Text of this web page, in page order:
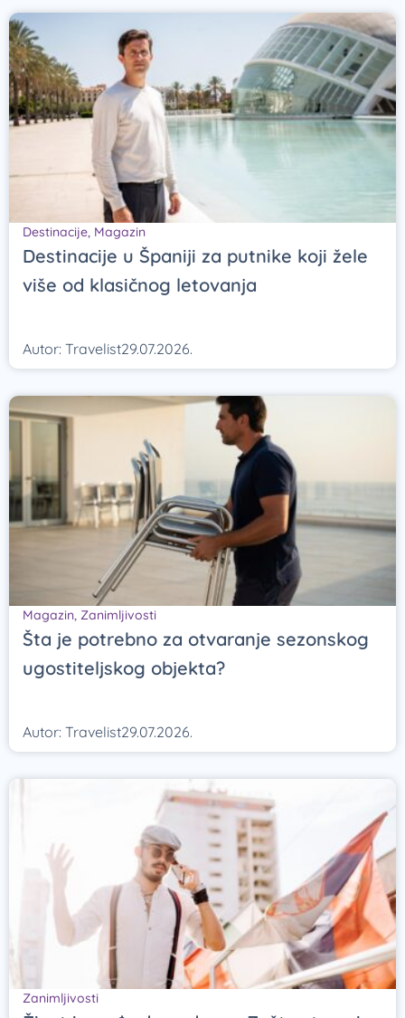
Destinacije, Magazin
Destinacije u Španiji za putnike koji žele
više od klasičnog letovanja
Autor: Travelist29.07.2026.
Magazin, Zanimljivosti
Šta je potrebno za otvaranje sezonskog
ugostiteljskog objekta?
Autor: Travelist29.07.2026.
Zanimljivosti